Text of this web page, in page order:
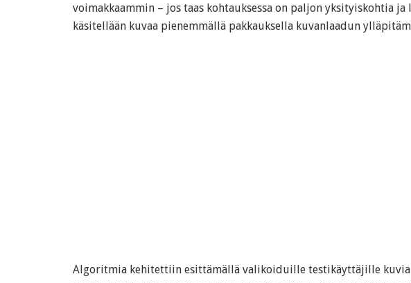
voimakkaammin – jos taas kohtauksessa on paljon yksityiskohtia ja
käsitellään kuvaa pienemmällä pakkauksella kuvanlaadun
Algoritmia kehitettiin esittämällä valikoiduille testikäyttäjille